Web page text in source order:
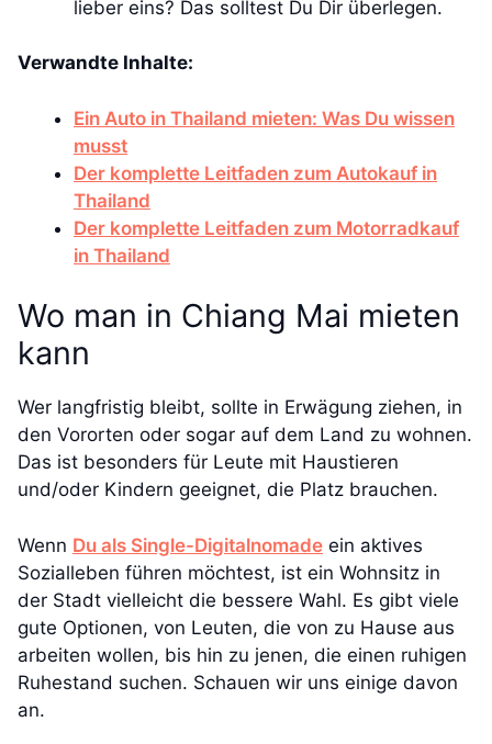
lieber eins? Das solltest Du Dir überlegen.
Verwandte Inhalte:
Ein Auto in Thailand mieten: Was Du wissen
musst
Der komplette Leitfaden zum Autokauf in
Thailand
Der komplette Leitfaden zum Motorradkauf
in Thailand
Wo man in Chiang Mai mieten
kann
Wer langfristig bleibt, sollte in Erwägung ziehen, in
den Vororten oder sogar auf dem Land zu wohnen.
Das ist besonders für Leute mit Haustieren
und/oder Kindern geeignet, die Platz brauchen.
Wenn Du als Single-Digitalnomade ein aktives
Sozialleben führen möchtest, ist ein Wohnsitz in
der Stadt vielleicht die bessere Wahl. Es gibt viele
gute Optionen, von Leuten, die von zu Hause aus
arbeiten wollen, bis hin zu jenen, die einen ruhigen
Ruhestand suchen. Schauen wir uns einige davon
an.